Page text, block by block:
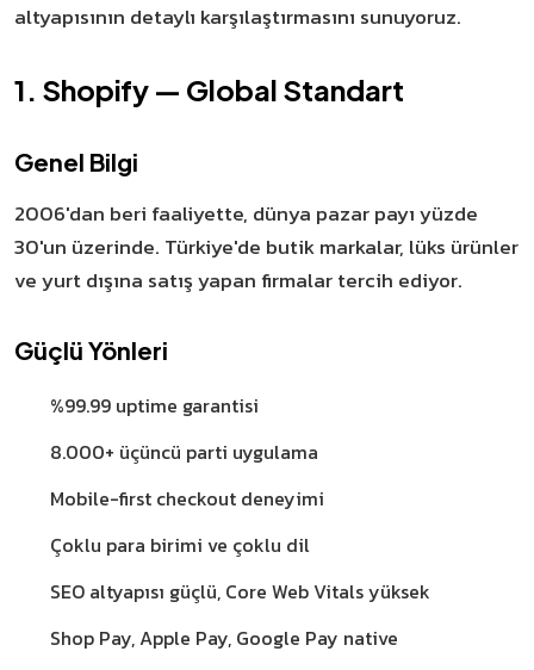
altyapısının detaylı karşılaştırmasını sunuyoruz.
1. Shopify — Global Standart
Genel Bilgi
2006'dan beri faaliyette, dünya pazar payı yüzde
30'un üzerinde. Türkiye'de butik markalar, lüks ürünler
ve yurt dışına satış yapan firmalar tercih ediyor.
Güçlü Yönleri
%99.99 uptime garantisi
8.000+ üçüncü parti uygulama
Mobile-first checkout deneyimi
Çoklu para birimi ve çoklu dil
SEO altyapısı güçlü, Core Web Vitals yüksek
Shop Pay, Apple Pay, Google Pay native